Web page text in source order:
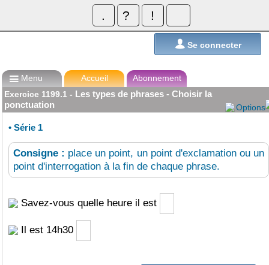
Se connecter
L'instit.com
L'instit.com
Menu Accueil
Abonnement
Exercice 1199.1 - Les types de phrases - Choisir la
ponctuation
Options
• Série 1
Consigne : place un point, un point d'exclamation ou un
point d'interrogation à la fin de chaque phrase.
Savez-vous quelle heure il est
Il est 14h30